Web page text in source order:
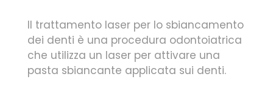
Il trattamento laser per lo sbiancamento
dei denti è una procedura odontoiatrica
che utilizza un laser per attivare una
pasta sbiancante applicata sui denti.